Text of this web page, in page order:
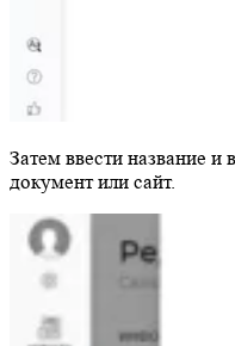
Затем ввести название и
документ или сайт.